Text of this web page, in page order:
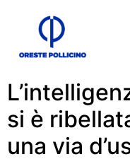
si è
una via